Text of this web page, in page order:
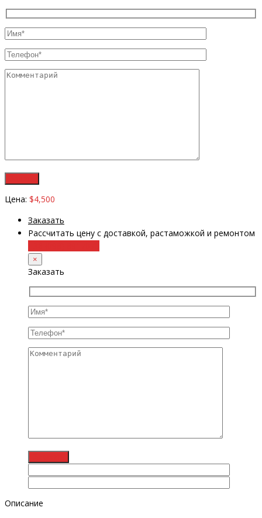
Цена: $4,500
Заказать
Рассчитать цену с доставкой, растаможкой и ремонтом
×
Заказать
Описание